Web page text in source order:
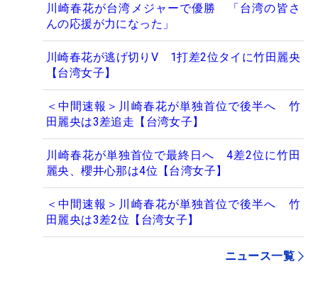
川崎春花が台湾メジャーで優勝 「台湾の皆さ
んの応援が力になった」
川崎春花が逃げ切りV 1打差2位タイに竹田麗央
【台湾女子】
＜中間速報＞川崎春花が単独首位で後半へ 竹
田麗央は3差追走【台湾女子】
川崎春花が単独首位で最終日へ 4差2位に竹田
麗央、櫻井心那は4位【台湾女子】
＜中間速報＞川崎春花が単独首位で後半へ 竹
田麗央は3差2位【台湾女子】
ニュース一覧